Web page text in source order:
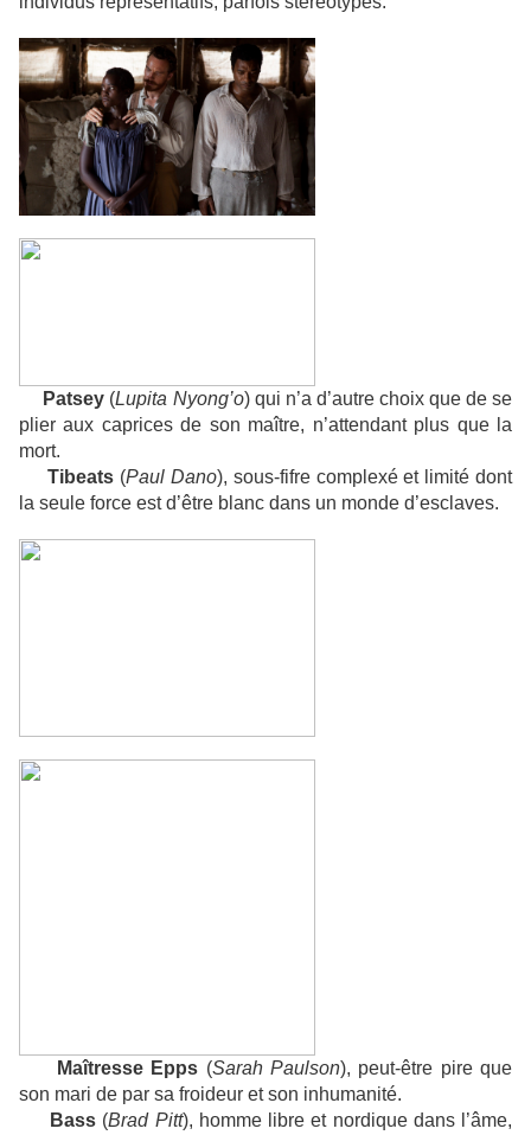
Patsey (Lupita Nyong’o) qui n’a d’autre choix que de se
plier aux caprices de son maître, n’attendant plus que la
mort.
Tibeats (Paul Dano), sous-fifre complexé et limité dont
la seule force est d’être blanc dans un monde d’esclaves.
Maîtresse Epps (Sarah Paulson), peut-être pire que
son mari de par sa froideur et son inhumanité.
Bass (Brad Pitt), homme libre et nordique dans l’âme,